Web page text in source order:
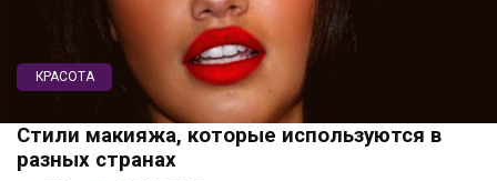
КРАСОТА
Стили макияжа, которые используются в
разных странах